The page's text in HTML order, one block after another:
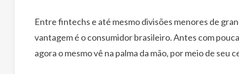
Entre fintechs e até mesmo divisões menores de
vantagem é o consumidor brasileiro. Antes com
agora o mesmo vê na palma da mão, por meio de seu